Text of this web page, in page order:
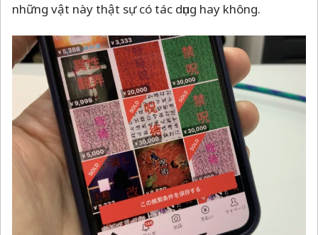
những vật này thật sự có tác dụng hay không.